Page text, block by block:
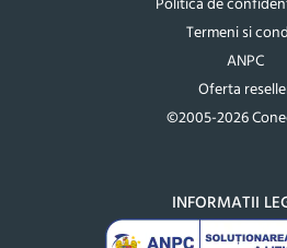
Politica de
Termeni si
ANPC
Oferta
©2005-2026
INFORMATII